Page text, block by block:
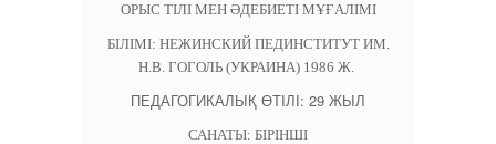
ОРЫС ТІЛІ МЕН ӘДЕБИЕТІ МҰҒАЛІМІ
БІЛІМІ: НЕЖИНСКИЙ ПЕДИНСТИТУТ ИМ.
Н.В. ГОГОЛЬ (УКРАИНА) 1986 Ж.
ПЕДАГОГИКАЛЫҚ ӨТІЛІ: 29 ЖЫЛ
САНАТЫ: БІРІНШІ